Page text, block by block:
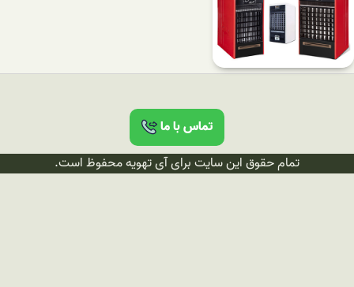
تماس با ما
تمام حقوق این سایت برای آی تهویه محفوظ است.